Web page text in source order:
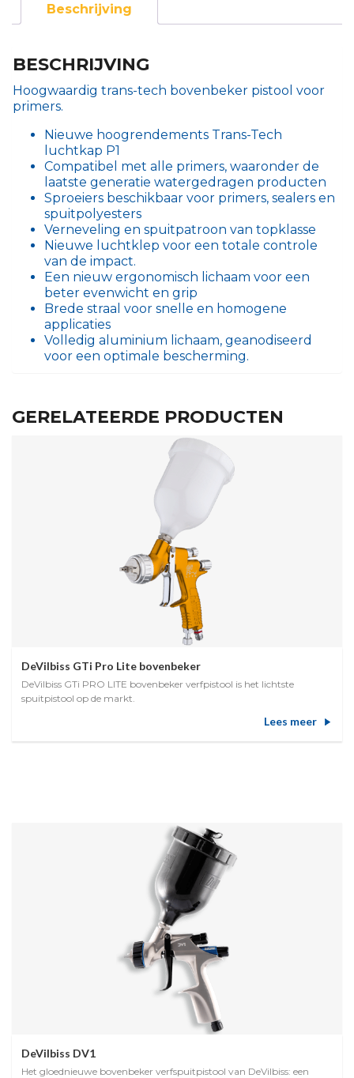
Beschrijving
BESCHRIJVING
Hoogwaardig trans-tech bovenbeker pistool voor
primers.
Nieuwe hoogrendements Trans-Tech
luchtkap P1
Compatibel met alle primers, waaronder de
laatste generatie watergedragen producten
Sproeiers beschikbaar voor primers, sealers en
spuitpolyesters
Verneveling en spuitpatroon van topklasse
Nieuwe luchtklep voor een totale controle
van de impact.
Een nieuw ergonomisch lichaam voor een
beter evenwicht en grip
Brede straal voor snelle en homogene
applicaties
Volledig aluminium lichaam, geanodiseerd
voor een optimale bescherming.
GERELATEERDE PRODUCTEN
DeVilbiss GTi Pro Lite bovenbeker
DeVilbiss GTi PRO LITE bovenbeker verfpistool is het lichtste
spuitpistool op de markt.
Lees meer
DeVilbiss DV1
Het gloednieuwe bovenbeker verfspuitpistool van DeVilbiss: een